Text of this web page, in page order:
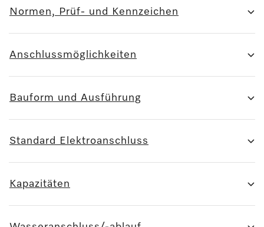
Normen, Prüf- und Kennzeichen
Anschlussmöglichkeiten
Bauform und Ausführung
Standard Elektroanschluss
Kapazitäten